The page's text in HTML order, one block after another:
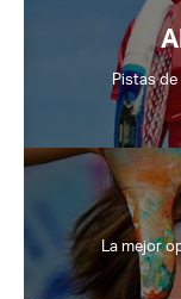
Pistas
La mejor